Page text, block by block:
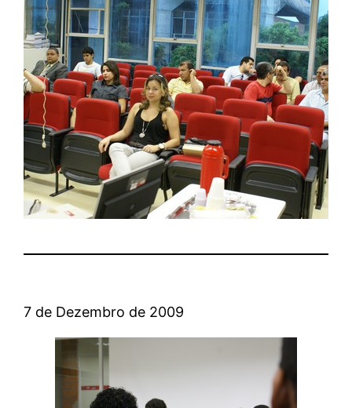
7 de Dezembro de 2009